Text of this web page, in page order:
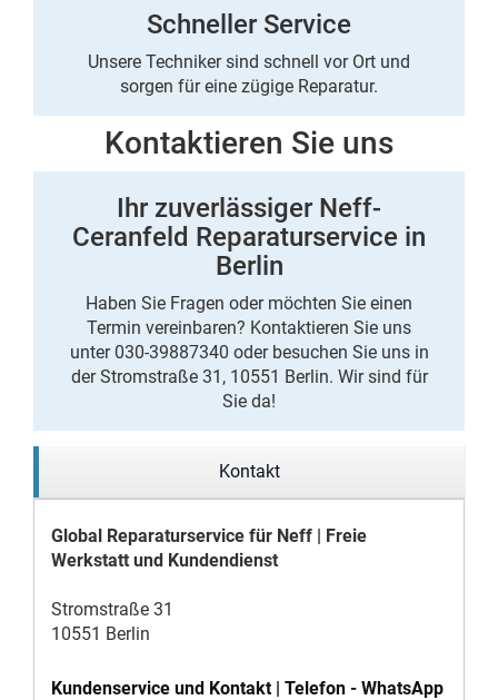
Schneller Service
Unsere Techniker sind schnell vor Ort und
sorgen für eine zügige Reparatur.
Kontaktieren Sie uns
Ihr zuverlässiger Neff-
Ceranfeld Reparaturservice in
Berlin
Haben Sie Fragen oder möchten Sie einen
Termin vereinbaren? Kontaktieren Sie uns
unter 030-39887340 oder besuchen Sie uns in
der Stromstraße 31, 10551 Berlin. Wir sind für
Sie da!
Kontakt
Global Reparaturservice für Neff | Freie
Werkstatt und Kundendienst
Stromstraße 31
10551 Berlin
Kundenservice und Kontakt | Telefon - WhatsApp